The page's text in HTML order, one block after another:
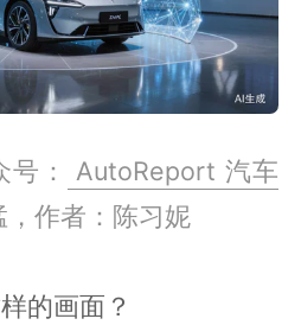
：
AutoReport 汽车
，作者：陈习妮
的画面？